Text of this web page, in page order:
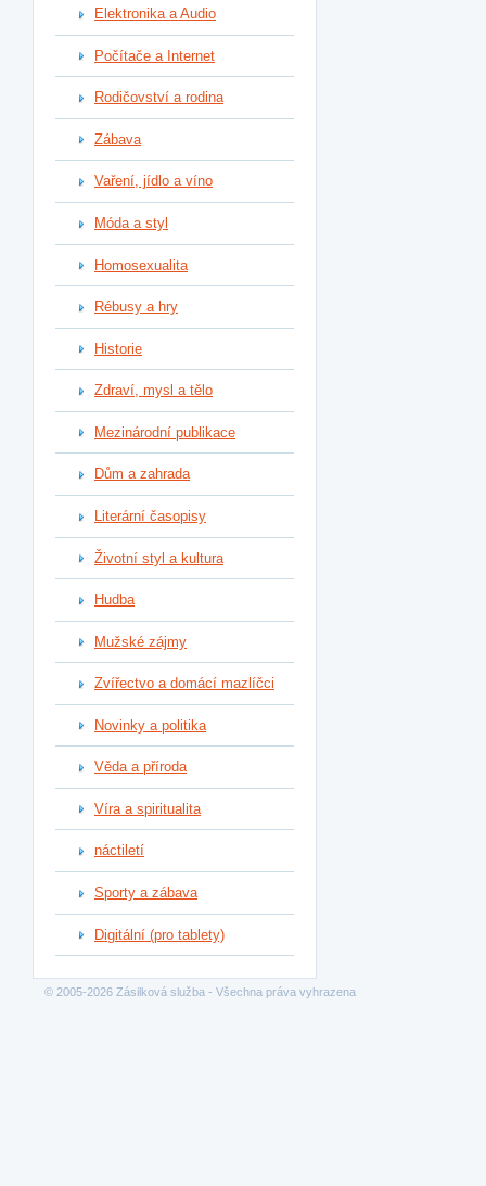
Elektronika a Audio
Počítače a Internet
Rodičovství a rodina
Zábava
Vaření, jídlo a víno
Móda a styl
Homosexualita
Rébusy a hry
Historie
Zdraví, mysl a tělo
Mezinárodní publikace
Dům a zahrada
Literární časopisy
Životní styl a kultura
Hudba
Mužské zájmy
Zvířectvo a domácí mazlíčci
Novinky a politika
Věda a příroda
Víra a spiritualita
náctiletí
Sporty a zábava
Digitální (pro tablety)
© 2005-2026 Zásilková služba - Všechna práva vyhrazena